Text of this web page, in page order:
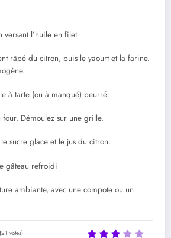
versant l’huile en filet
râpé du citron, puis le yaourt et la farine.
à tarte (ou à manqué) beurré.
Démoulez sur une grille.
sucre glace et le jus du citron.
gâteau refroidi
ambiante, avec une compote ou un
(21 votes)